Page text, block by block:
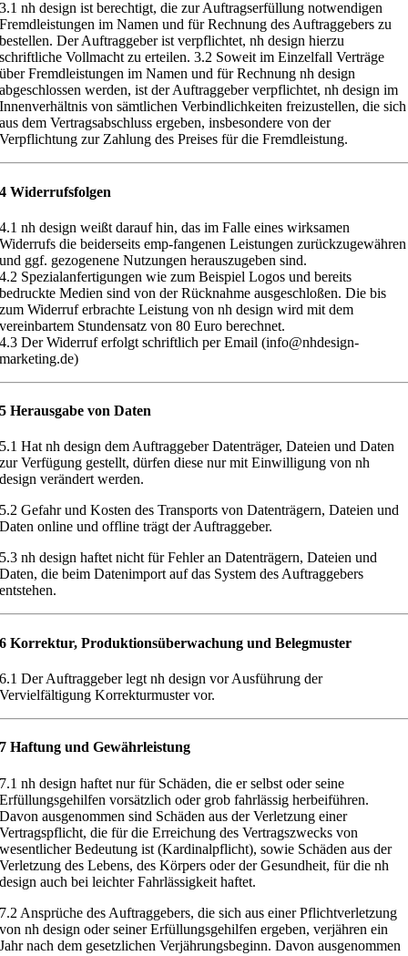
3.1nh design ist berechtigt, die zur Auftragserfüllung notwendigen
Fremdleistungen im Namen und für Rechnung des Auftraggebers zu
bestellen.Der Auftraggeber ist verpflichtet, nh designhierzu
schriftliche Vollmachtzu erteilen.3.2 Soweit im Einzelfall Verträge
über Fremdleistungen im Namen und fürRechnung nh design
abgeschlossen werden, ist der Auftraggeber verpflichtet, nh design im
Innenverhältnis von sämtlichen Verbindlichkeitenfreizustellen, die sich
aus dem Vertragsabschluss ergeben, insbesondere vonder
Verpflichtung zur Zahlung des Preises für die Fremdleistung.
4 Widerrufsfolgen
4.1 nh design weißt darauf hin, das im Falle eines wirksamen
Widerrufs die beiderseits emp-fangenen Leistungen zurückzugewähren
und ggf. gezogenene Nutzungen herauszugeben sind.
4.2 Spezialanfertigungen wie zum Beispiel Logos und bereits
bedruckte Medien sind von der Rücknahme ausgeschloßen. Die bis
zum Widerruf erbrachte Leistung von nh design wird mit dem
vereinbartem Stundensatz von 80 Euro berechnet.
4.3 Der Widerruf erfolgt schriftlich per Email (info@nhdesign-
marketing.de)
5 Herausgabe von Daten
5.1 Hat nh design dem Auftraggeber Datenträger, Dateien und Daten
zurVerfügung gestellt, dürfen diese nur mit Einwilligung von nh
design verändertwerden.
5.2 Gefahr und Kosten des Transports von Datenträgern, Dateien und
Datenonline und offline trägt der Auftraggeber.
5.3 nh design haftet nicht für Fehler an Datenträgern, Dateien und
Daten, die beim Datenimport auf das System des Auftraggebers
entstehen.
6 Korrektur, Produktionsüberwachung und Belegmuster
6.1 Der Auftraggeber legt nh design vor Ausführung der
VervielfältigungKorrekturmuster vor.
7 Haftung und Gewährleistung
7.1 nh design haftet nur für Schäden, die er selbst oder seine
Erfüllungsgehilfen vorsätzlich oder grob fahrlässig herbeiführen.
Davon ausgenommensind Schäden aus der Verletzung einer
Vertragspflicht, die für die Erreichungdes Vertragszwecks von
wesentlicher Bedeutung ist (Kardinalpflicht), sowie Schäden aus der
Verletzung des Lebens, des Körpers oder der Gesundheit, fürdie nh
design auch bei leichter Fahrlässigkeit haftet.
7.2 Ansprüche des Auftraggebers, die sich aus einer Pflichtverletzung
von nh design oder seiner Erfüllungsgehilfen ergeben, verjähren ein
Jahr nachdem gesetzlichen Verjährungsbeginn.Davon ausgenommen